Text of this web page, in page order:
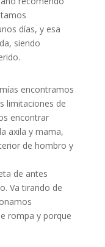
días, y esa
siendo
encontramos
limitaciones de
encontrar
axila y mama,
de hombro y
de antes
Va tirando de
rompa y porque